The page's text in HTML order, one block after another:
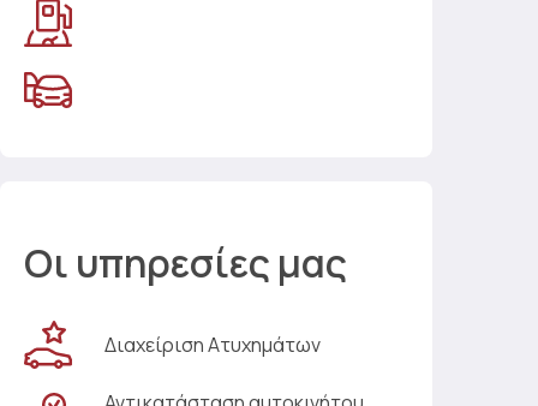
Οι υπηρεσίες μας
Διαχείριση Ατυχημάτων